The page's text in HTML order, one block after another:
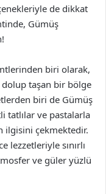
de dikkat
Gümüş
biri olarak,
dolup taşan bir bölge
biri de Gümüş
tatlılar ve pastalarla
ilgisini çekmektedir.
lezzetleriyle sınırlı
ve güler yüzlü